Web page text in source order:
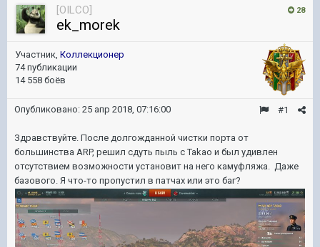
28
[OILCO]
ek_morek
Участник, Коллекционер
74 публикации
14 558 боёв
#1
Опубликовано: 25 апр 2018, 07:16:00
Здравствуйте. После долгожданной чистки порта от
большинства ARP, решил сдуть пыль с Takao и был удивлен
отсутствием возможности установит на него камуфляжа. Даже
базового. Я что-то пропустил в патчах или это баг?